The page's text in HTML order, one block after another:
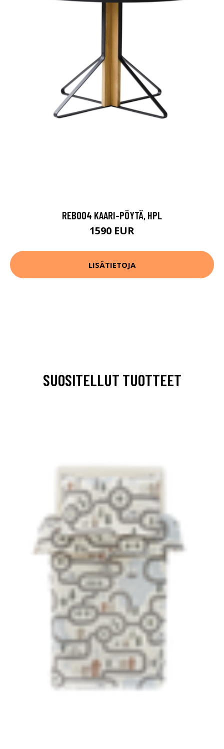
REB004 KAARI-PÖYTÄ, HPL
1590 EUR
LISÄTIETOJA
SUOSITELLUT TUOTTEET